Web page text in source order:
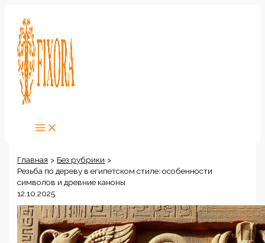
содержимому
Главная
Без рубрики
Резьба по дереву в египетском стиле: особенности
символов и древние каноны
12.10.2025